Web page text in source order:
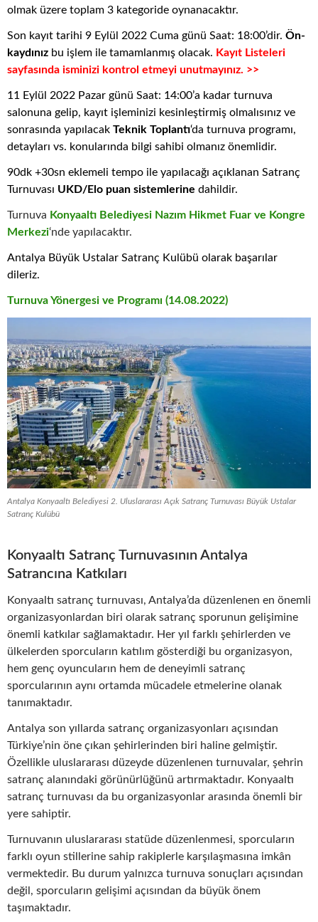
olmak üzere toplam 3 kategoride oynanacaktır.
Son kayıt tarihi 9 Eylül 2022 Cuma günü Saat: 18:00’dir. Ön-
kaydınız bu işlem ile tamamlanmış olacak. Kayıt Listeleri
sayfasında isminizi kontrol etmeyi unutmayınız. >>
11 Eylül 2022 Pazar günü Saat: 14:00’a kadar turnuva
salonuna gelip, kayıt işleminizi kesinleştirmiş olmalısınız ve
sonrasında yapılacak Teknik Toplantı‘da turnuva programı,
detayları vs. konularında bilgi sahibi olmanız önemlidir.
90dk +30sn eklemeli tempo ile yapılacağı açıklanan Satranç
Turnuvası UKD/Elo puan sistemlerine dahildir.
Turnuva Konyaaltı Belediyesi Nazım Hikmet Fuar ve Kongre
Merkezi‘nde yapılacaktır.
Antalya Büyük Ustalar Satranç Kulübü olarak başarılar
dileriz.
Turnuva Yönergesi ve Programı (14.08.2022)
Antalya Konyaaltı Belediyesi 2. Uluslararası Açık Satranç Turnuvası Büyük Ustalar
Satranç Kulübü
Konyaaltı Satranç Turnuvasının Antalya
Satrancına Katkıları
Konyaaltı satranç turnuvası, Antalya’da düzenlenen en önemli
organizasyonlardan biri olarak satranç sporunun gelişimine
önemli katkılar sağlamaktadır. Her yıl farklı şehirlerden ve
ülkelerden sporcuların katılım gösterdiği bu organizasyon,
hem genç oyuncuların hem de deneyimli satranç
sporcularının aynı ortamda mücadele etmelerine olanak
tanımaktadır.
Antalya son yıllarda satranç organizasyonları açısından
Türkiye’nin öne çıkan şehirlerinden biri haline gelmiştir.
Özellikle uluslararası düzeyde düzenlenen turnuvalar, şehrin
satranç alanındaki görünürlüğünü artırmaktadır. Konyaaltı
satranç turnuvası da bu organizasyonlar arasında önemli bir
yere sahiptir.
Turnuvanın uluslararası statüde düzenlenmesi, sporcuların
farklı oyun stillerine sahip rakiplerle karşılaşmasına imkân
vermektedir. Bu durum yalnızca turnuva sonuçları açısından
değil, sporcuların gelişimi açısından da büyük önem
taşımaktadır.